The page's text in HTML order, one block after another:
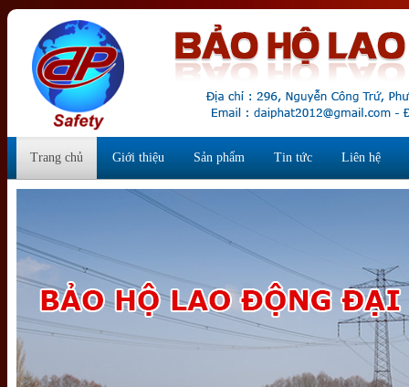
Trang chủ Giới thiệu Sản phẩm Tin tức Liên hệ